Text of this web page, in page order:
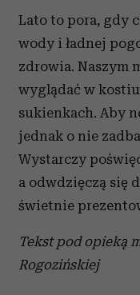
Lato to pora, gdy
wody i ładnej
zdrowia. Naszym
wyglądać w
sukienkach. Aby
jednak o nie
Wystarczy
a odwdzięczą się
świetnie
Tekst pod opieką
Rogozińskiej